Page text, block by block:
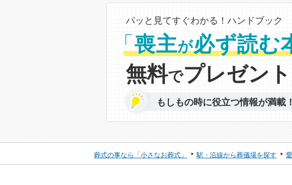
パッと見てすぐわかる！ハンドブック
「喪主が必ず読む
無料でプレゼン
もしもの時に役立つ情報が満載！
葬式の事なら「小さなお葬式」 駅・沿線から葬儀場を探す